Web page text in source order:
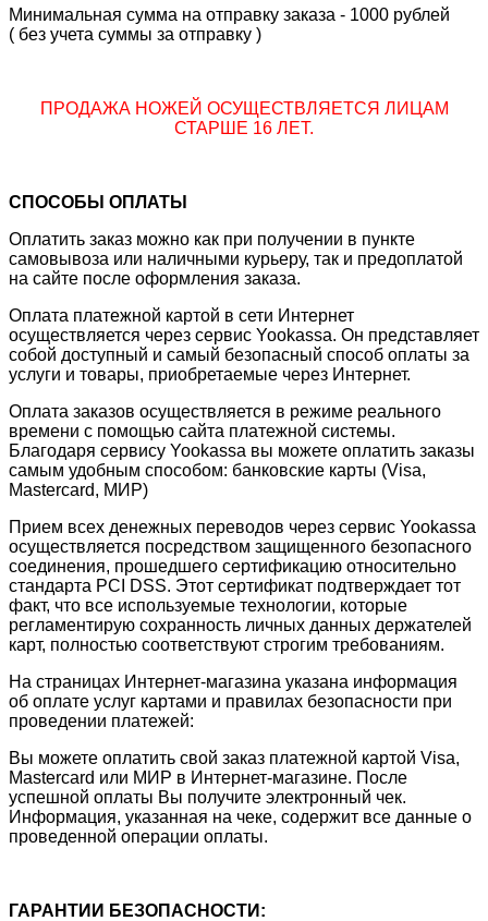
Минимальная сумма на отправку заказа - 1000 рублей
( без учета суммы за отправку )
ПРОДАЖА НОЖЕЙ ОСУЩЕСТВЛЯЕТСЯ ЛИЦАМ
СТАРШЕ 16 ЛЕТ.
СПОСОБЫ ОПЛАТЫ
Оплатить заказ можно как при получении в пункте
самовывоза или наличными курьеру, так и предоплатой
на сайте после оформления заказа.
Оплата платежной картой в сети Интернет
осуществляется через сервис Yookassa. Он представляет
собой доступный и самый безопасный способ оплаты за
услуги и товары, приобретаемые через Интернет.
Оплата заказов осуществляется в режиме реального
времени с помощью сайта платежной системы.
Благодаря сервису Yookassa вы можете оплатить заказы
самым удобным способом: банковские карты (Visa,
Mastercard, МИР)
Прием всех денежных переводов через сервис Yookassa
осуществляется посредством защищенного безопасного
соединения, прошедшего сертификацию относительно
стандарта PCI DSS. Этот сертификат подтверждает тот
факт, что все используемые технологии, которые
регламентирую сохранность личных данных держателей
карт, полностью соответствуют строгим требованиям.
На страницах Интернет-магазина указана информация
об оплате услуг картами и правилах безопасности при
проведении платежей:
Вы можете оплатить свой заказ платежной картой Visa,
Mastercard или МИР в Интернет-магазине. После
успешной оплаты Вы получите электронный чек.
Информация, указанная на чеке, содержит все данные о
проведенной операции оплаты.
ГАРАНТИИ БЕЗОПАСНОСТИ: